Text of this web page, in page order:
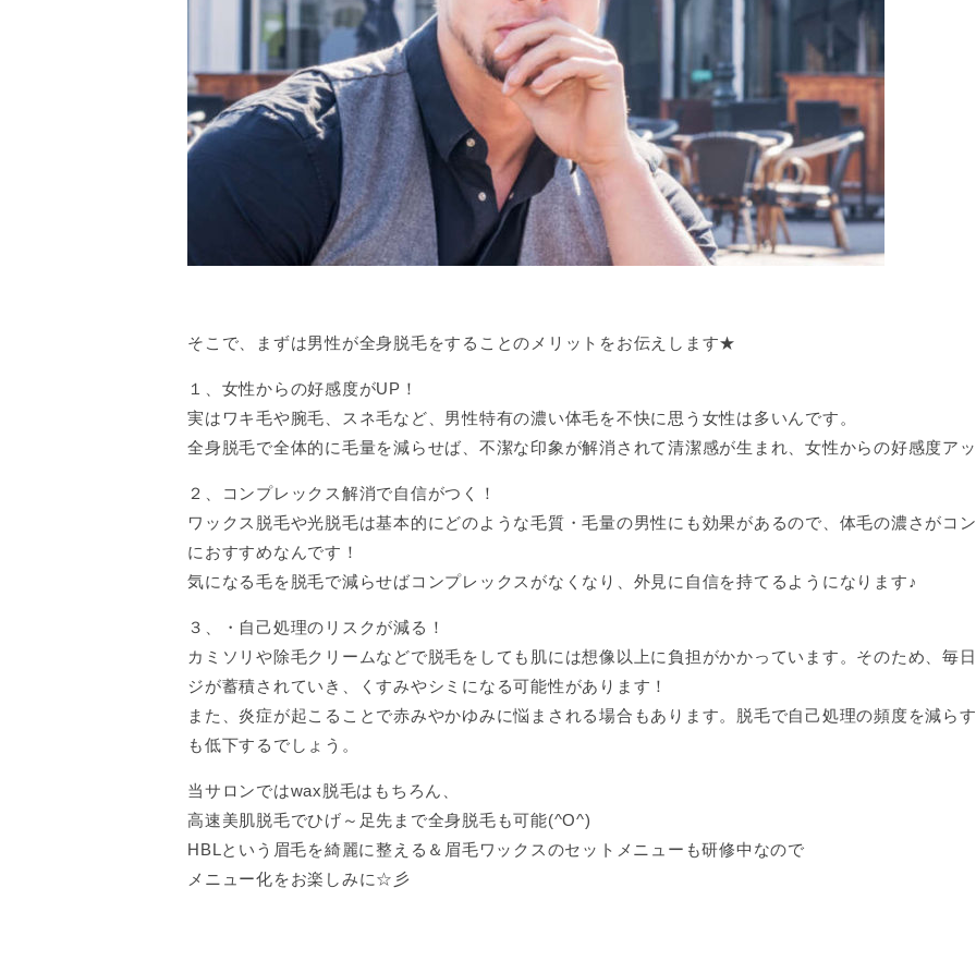
そこで、まずは男性が全身脱毛をすることのメリットをお伝えします★
１、女性からの好感度がUP！
実はワキ毛や腕毛、スネ毛など、男性特有の濃い体毛を不快に思う女性は多いんです。
全身脱毛で全体的に毛量を減らせば、不潔な印象が解消されて清潔感が生まれ、女性からの好感度ア
２、コンプレックス解消で自信がつく！
ワックス脱毛や光脱毛は基本的にどのような毛質・毛量の男性にも効果があるので、体毛の濃さがコ
におすすめなんです！
気になる毛を脱毛で減らせばコンプレックスがなくなり、外見に自信を持てるようになります♪
３、・自己処理のリスクが減る！
カミソリや除毛クリームなどで脱毛をしても肌には想像以上に負担がかかっています。そのため、毎
ジが蓄積されていき、くすみやシミになる可能性があります！
また、炎症が起こることで赤みやかゆみに悩まされる場合もあります。脱毛で自己処理の頻度を減ら
も低下するでしょう。
当サロンではwax脱毛はもちろん、
高速美肌脱毛でひげ～足先まで全身脱毛も可能(^O^)
HBLという眉毛を綺麗に整える＆眉毛ワックスのセットメニューも研修中なので
メニュー化をお楽しみに☆彡